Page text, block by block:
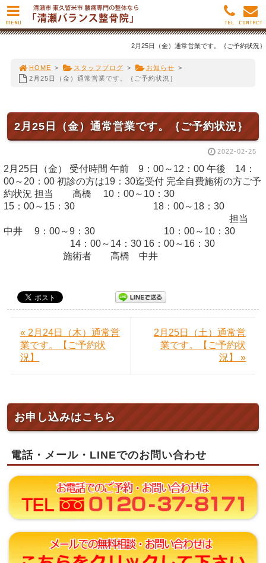
2月25日（金）通常営業です。｛ご予約状況｝
HOME > スタッフブログ > お知らせ >
2月25日（金）通常営業です。｛ご予約状況｝
2月25日（金）通常営業です。｛ご予約状況｝
2022-02-25
2月25日（金） 受付時間 午前 9：00～12：00 午後 14：
00～20：00 初診の方は19：30迄受付 完全自費施術の方ご予
約状況 担当 高橋 10：00～10：30
15：00～15：30 18：00～18：30
担当
中井 9：00～9：30 10：00～10：30
14：00～14：30 16：00～16：30
施術者 高橋 中井
« 2月24日（木）通常営
業です。【ご予約状
況】
2月25日（土）通常営
業です。【ご予約状
況】 »
お申し込みはこちら
電話・メール・LINEでのお問い合わせ
MENU CONTACT
TEL